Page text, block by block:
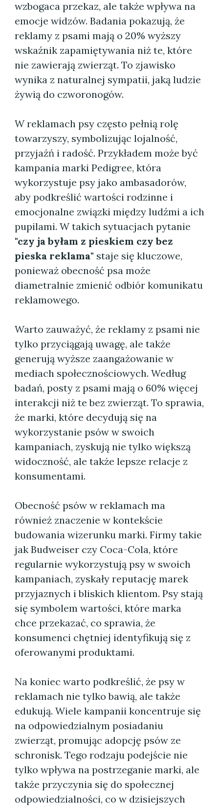
wzbogaca przekaz, ale także wpływa na
emocje widzów. Badania pokazują, że
reklamy z psami mają o 20% wyższy
wskaźnik zapamiętywania niż te, które
nie zawierają zwierząt. To zjawisko
wynika z naturalnej sympatii, jaką ludzie
żywią do czworonogów.
W reklamach psy często pełnią rolę
towarzyszy, symbolizując lojalność,
przyjaźń i radość. Przykładem może być
kampania marki Pedigree, która
wykorzystuje psy jako ambasadorów,
aby podkreślić wartości rodzinne i
emocjonalne związki między ludźmi a ich
pupilami. W takich sytuacjach pytanie
"czy ja byłam z pieskiem czy bez
pieska reklama" staje się kluczowe,
ponieważ obecność psa może
diametralnie zmienić odbiór komunikatu
reklamowego.
Warto zauważyć, że reklamy z psami nie
tylko przyciągają uwagę, ale także
generują wyższe zaangażowanie w
mediach społecznościowych. Według
badań, posty z psami mają o 60% więcej
interakcji niż te bez zwierząt. To sprawia,
że marki, które decydują się na
wykorzystanie psów w swoich
kampaniach, zyskują nie tylko większą
widoczność, ale także lepsze relacje z
konsumentami.
Obecność psów w reklamach ma
również znaczenie w kontekście
budowania wizerunku marki. Firmy takie
jak Budweiser czy Coca-Cola, które
regularnie wykorzystują psy w swoich
kampaniach, zyskały reputację marek
przyjaznych i bliskich klientom. Psy stają
się symbolem wartości, które marka
chce przekazać, co sprawia, że
konsumenci chętniej identyfikują się z
oferowanymi produktami.
Na koniec warto podkreślić, że psy w
reklamach nie tylko bawią, ale także
edukują. Wiele kampanii koncentruje się
na odpowiedzialnym posiadaniu
zwierząt, promując adopcję psów ze
schronisk. Tego rodzaju podejście nie
tylko wpływa na postrzeganie marki, ale
także przyczynia się do społecznej
odpowiedzialności, co w dzisiejszych